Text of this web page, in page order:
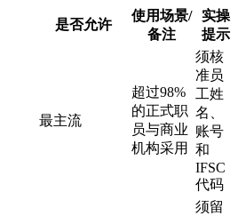
是否允许
使用场景/
备注
实操
提示
最主流
超过98%
的正式职
员与商业
机构采用
须核
准员
工姓
名、
账号
和
IFSC
代码
须留